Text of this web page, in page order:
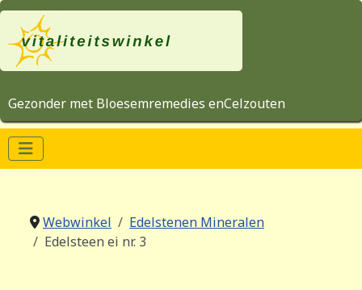
Gezonder met Bloesemremedies enCelzouten
Webwinkel
Edelstenen Mineralen
Edelsteen ei nr. 3